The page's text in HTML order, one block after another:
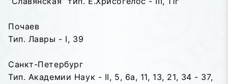
Почаев
Тип. Лавры - I, 39
Санкт-Петербург
Тип. Академии Наук - II, 5, 6a, 11, 13, 21, 34 - 37,